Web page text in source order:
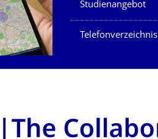
Studienangebot
Telefonverzeichnis